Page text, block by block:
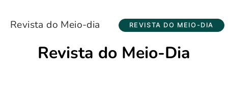
Revista do Meio-dia REVISTA DO MEIO-DIA
Revista do Meio-Dia